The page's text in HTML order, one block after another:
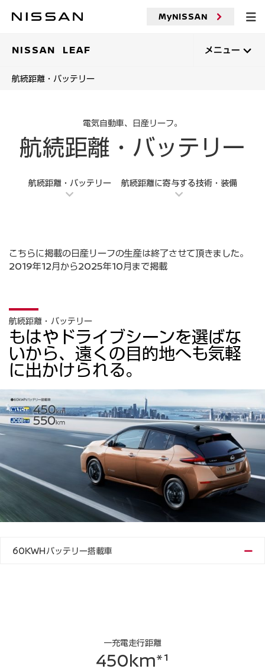
MyNISSAN
NISSAN LEAF メニュー
航続距離・バッテリー
電気自動車、日産リーフ。
航続距離・バッテリー
航続距離・バッテリー 航続距離に寄与する技術・装備
こちらに掲載の日産リーフの生産は終了させて頂きました。
2019年12月から2025年10月まで掲載
もはやドライブシーンを選ばな
いから、遠くの目的地へも気軽
に出かけられる。
航続距離・バッテリー
60KWHバッテリー搭載車
一充電走行距離
450km*¹